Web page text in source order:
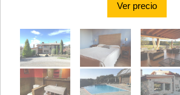
Ver precio